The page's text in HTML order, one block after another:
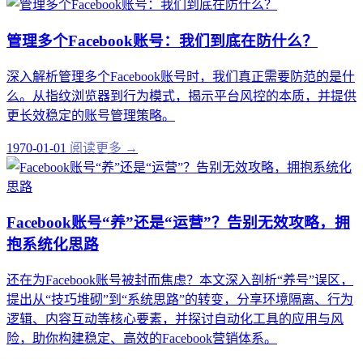
管理多个Facebook账号：我们到底在防什么？
深入解析管理多个Facebook账号时，我们真正需要防范的是什
么。从指纹浏览器到行为模式，揭示平台风控的本质，并提供
更长效稳定的账号管理策略。
1970-01-01 阅读更多 →
Facebook账号“养”还是“运营”？告别无效攻略，拥
抱系统化思路
还在为Facebook账号被封而焦虑？本文深入剖析“养号”误区，
提出从“技巧堆砌”到“系统思路”的转变，分享环境隔离、行为
逻辑、内容互动等核心要素，并探讨自动化工具的应用与风
险，助你构建稳定、高效的Facebook营销体系。